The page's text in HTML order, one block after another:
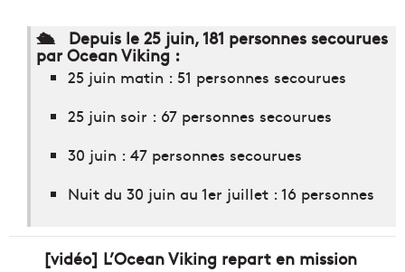
🛳️ Depuis le 25 juin, 181 personnes secourues
par Ocean Viking :
25 juin matin : 51 personnes secourues
25 juin soir : 67 personnes secourues
30 juin : 47 personnes secourues
Nuit du 30 juin au 1er juillet : 16 personnes
[vidéo] L’Ocean Viking repart en mission